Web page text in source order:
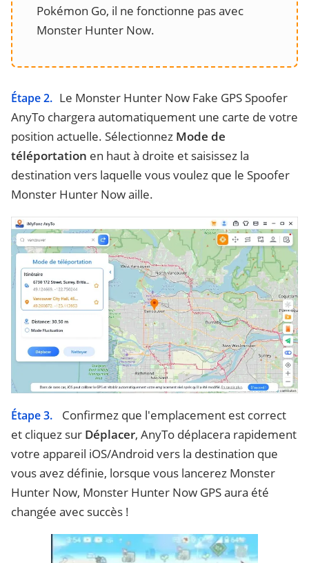
Pokémon Go, il ne fonctionne pas avec
Monster Hunter Now.
Étape 2. Le Monster Hunter Now Fake GPS Spoofer
AnyTo chargera automatiquement une carte de votre
position actuelle. Sélectionnez Mode de
téléportation en haut à droite et saisissez la
destination vers laquelle vous voulez que le Spoofer
Monster Hunter Now aille.
Étape 3.
Confirmez que l'emplacement est correct
et cliquez sur Déplacer, AnyTo déplacera rapidement
votre appareil iOS/Android vers la destination que
vous avez définie, lorsque vous lancerez Monster
Hunter Now, Monster Hunter Now GPS aura été
changée avec succès !